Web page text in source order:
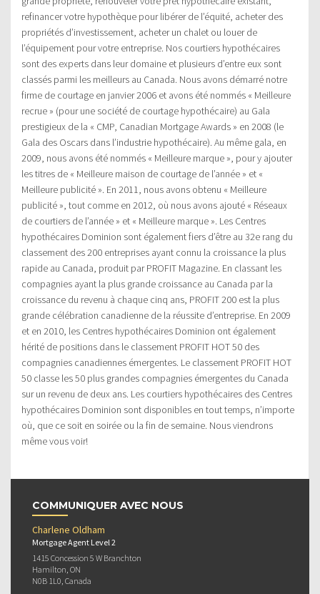
refinancer votre hypothèque pour libérer de l’équité, acheter des
propriétés d’investissement, acheter un chalet ou louer de
l’équipement pour votre entreprise. Nos courtiers hypothécaires
sont des experts dans leur domaine et plusieurs d’entre eux sont
classés parmi les meilleurs au Canada. Nous avons démarré notre
firme de courtage en janvier 2006 et avons été nommés « Meilleure
recrue » (pour une société de courtage hypothécaire) au Gala
prestigieux de la « CMP, Canadian Mortgage Awards » en 2008 (le
Gala des Oscars dans l’industrie hypothécaire). Au même gala, en
2009, nous avons été nommés « Meilleure marque », pour y ajouter
les titres de « Meilleure maison de courtage de l’année » et «
Meilleure publicité ». En 2011, nous avons obtenu « Meilleure
publicité », tout comme en 2012, où nous avons ajouté « Réseaux
de courtiers de l’année » et « Meilleure marque ». Les Centres
hypothécaires Dominion sont également fiers d’être au 32e rang du
classement des 200 entreprises ayant connu la croissance la plus
rapide au Canada, produit par PROFIT Magazine. En classant les
compagnies ayant la plus grande croissance au Canada par la
croissance du revenu à chaque cinq ans, PROFIT 200 est la plus
grande célébration canadienne de la réussite d’entreprise. En 2009
et en 2010, les Centres hypothécaires Dominion ont également
hérité de positions dans le classement PROFIT HOT 50 des
compagnies canadiennes émergentes. Le classement PROFIT HOT
50 classe les 50 plus grandes compagnies émergentes du Canada
sur un revenu de deux ans. Les courtiers hypothécaires des Centres
hypothécaires Dominion sont disponibles en tout temps, n’importe
où, que ce soit en soirée ou la fin de semaine. Nous viendrons
même vous voir!
COMMUNIQUER AVEC NOUS
Charlene Oldham
Mortgage Agent Level 2
1415 Concession 5 W Branchton
Hamilton, ON
N0B 1L0, Canada